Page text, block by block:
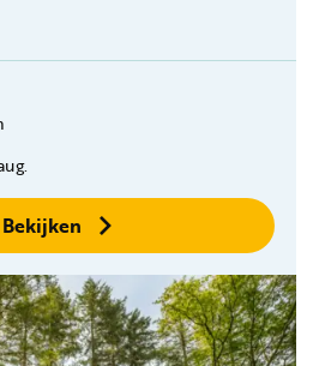
24 uur
Geen boekingskosten
Bekijken